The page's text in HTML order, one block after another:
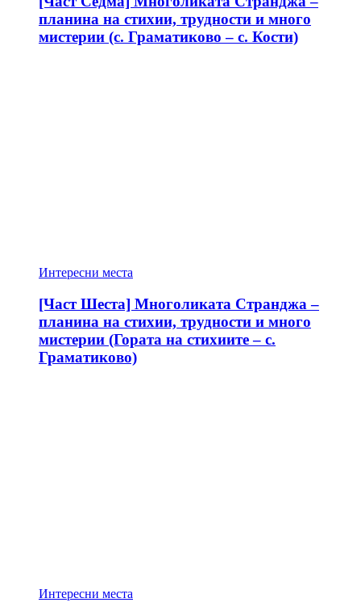
планина на стихии, трудности и много
мистерии (с. Граматиково – с. Кости)
Интересни места
[Част Шеста] Многоликата Странджа –
планина на стихии, трудности и много
мистерии (Гората на стихиите – с.
Граматиково)
Интересни места